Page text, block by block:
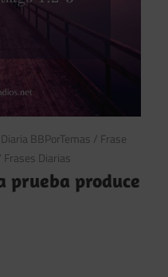
BBPorTemas / Frase
Frases Diarias
prueba produce